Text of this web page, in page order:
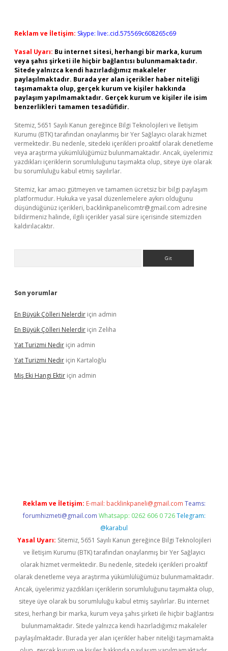
Reklam ve İletişim: Skype: live:.cid.575569c608265c69
Yasal Uyarı: Bu internet sitesi, herhangi bir marka, kurum
veya şahıs şirketi ile hiçbir bağlantısı bulunmamaktadır.
Sitede yalnızca kendi hazırladığımız makaleler
paylaşılmaktadır. Burada yer alan içerikler haber niteliği
taşımamakta olup, gerçek kurum ve kişiler hakkında
paylaşım yapılmamaktadır. Gerçek kurum ve kişiler ile isim
benzerlikleri tamamen tesadüfidir.
Sitemiz, 5651 Sayılı Kanun gereğince Bilgi Teknolojileri ve İletişim
Kurumu (BTK) tarafından onaylanmış bir Yer Sağlayıcı olarak hizmet
vermektedir. Bu nedenle, sitedeki içerikleri proaktif olarak denetleme
veya araştırma yükümlülüğümüz bulunmamaktadır. Ancak, üyelerimiz
yazdıkları içeriklerin sorumluluğunu taşımakta olup, siteye üye olarak
bu sorumluluğu kabul etmiş sayılırlar.
Sitemiz, kar amacı gütmeyen ve tamamen ücretsiz bir bilgi paylaşım
platformudur. Hukuka ve yasal düzenlemelere aykırı olduğunu
düşündüğünüz içerikleri, backlinkpanelicomtr@gmail.com adresine
bildirmeniz halinde, ilgili içerikler yasal süre içerisinde sitemizden
kaldırılacaktır.
Son yorumlar
En Büyük Çölleri Nelerdir için admin
En Büyük Çölleri Nelerdir için Zeliha
Yat Turizmi Nedir için admin
Yat Turizmi Nedir için Kartaloğlu
Miş Eki Hangi Ektir için admin
Reklam ve İletişim: E-mail: backlinkpaneli@gmail.com Teams:
forumhizmeti@gmail.com Whatsapp: 0262 606 0 726 Telegram:
@karabul
Yasal Uyarı: Sitemiz, 5651 Sayılı Kanun gereğince Bilgi Teknolojileri
ve İletişim Kurumu (BTK) tarafından onaylanmış bir Yer Sağlayıcı
olarak hizmet vermektedir. Bu nedenle, sitedeki içerikleri proaktif
olarak denetleme veya araştırma yükümlülüğümüz bulunmamaktadır.
Ancak, üyelerimiz yazdıkları içeriklerin sorumluluğunu taşımakta olup,
siteye üye olarak bu sorumluluğu kabul etmiş sayılırlar. Bu internet
sitesi, herhangi bir marka, kurum veya şahıs şirketi ile hiçbir bağlantısı
bulunmamaktadır. Sitede yalnızca kendi hazırladığımız makaleler
paylaşılmaktadır. Burada yer alan içerikler haber niteliği taşımamakta